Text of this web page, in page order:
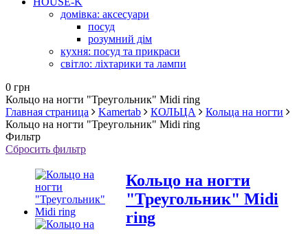
домівка: аксесуари
посуд
розумний дім
кухня: посуд та прикраси
світло: ліхтарики та лампи
0 грн
Кольцо на ногти "Треугольник" Midi ring
Главная страница
Kamertab КОЛЬЦА
Кольца на ногти
Кольцо на ногти "Треугольник" Midi ring
Фильтр
Сбросить фильтр
Кольцо на ногти
"Треугольник" Midi
ring